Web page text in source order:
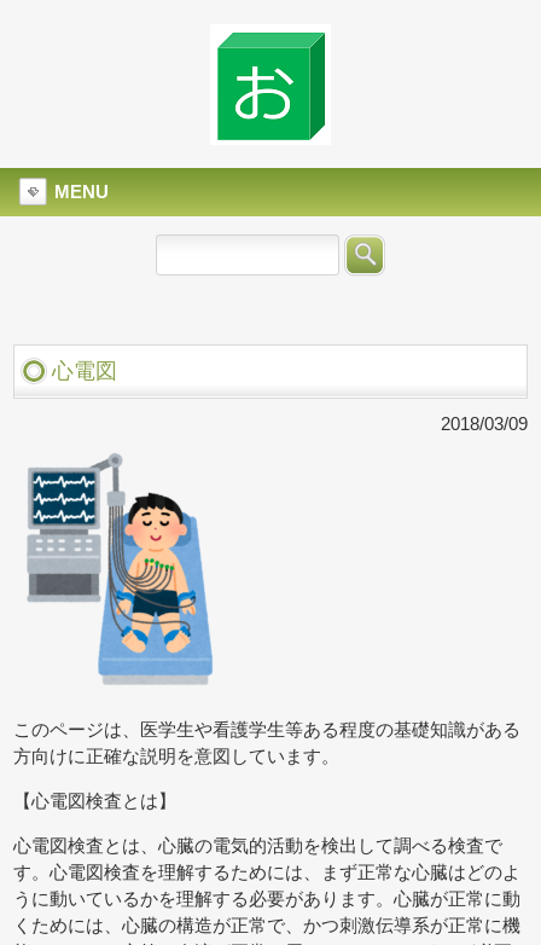
MENU
心電図
2018/03/09
このページは、医学生や看護学生等ある程度の基礎知識がある
方向けに正確な説明を意図しています。
【心電図検査とは】
心電図検査とは、心臓の電気的活動を検出して調べる検査で
す。心電図検査を理解するためには、まず正常な心臓はどのよ
うに動いているかを理解する必要があります。心臓が正常に動
くためには、心臓の構造が正常で、かつ刺激伝導系が正常に機